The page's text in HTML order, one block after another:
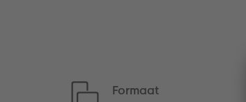
Formaat